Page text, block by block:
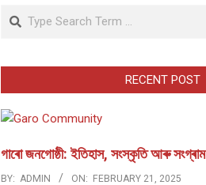
Search
RECENT POST
গাৰো জনগোষ্ঠী: ইতিহাস, সংস্কৃতি আৰু সংগ্ৰাম
BY: ADMIN ON: FEBRUARY 21, 2025